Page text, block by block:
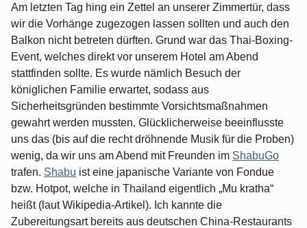
Am letzten Tag hing ein Zettel an unserer Zimmertür, dass
wir die Vorhänge zugezogen lassen sollten und auch den
Balkon nicht betreten dürften. Grund war das Thai-Boxing-
Event, welches direkt vor unserem Hotel am Abend
stattfinden sollte. Es wurde nämlich Besuch der
königlichen Familie erwartet, sodass aus
Sicherheitsgründen bestimmte Vorsichtsmaßnahmen
gewahrt werden mussten. Glücklicherweise beeinflusste
uns das (bis auf die recht dröhnende Musik für die Proben)
wenig, da wir uns am Abend mit Freunden im ShabuGo
trafen. Shabu ist eine japanische Variante von Fondue
bzw. Hotpot, welche in Thailand eigentlich „Mu kratha“
heißt (laut Wikipedia-Artikel). Ich kannte die
Zubereitungsart bereits aus deutschen China-Restaurants